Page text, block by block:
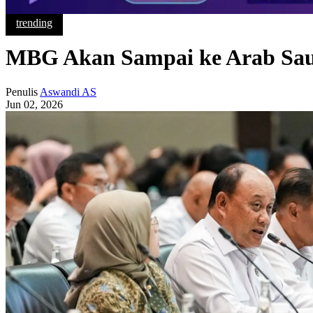
trending
MBG Akan Sampai ke Arab
Penulis Aswandi AS
Jun 02, 2026